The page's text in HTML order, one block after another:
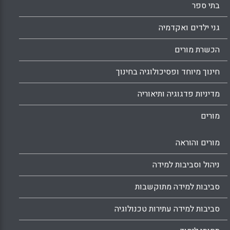
בתי ספר
גני ילדים ואקדמיה
הכשרת מורים
חינוך מיוחד ופסיכולוגיה בחינוך
מדיניות פדגוגיה ותיאוריה
מורים
מורים והוראה
ניהול וסביבות למידה
סביבות למידה מתוקשבות
סביבות למידה עתירות טכנולוגיה